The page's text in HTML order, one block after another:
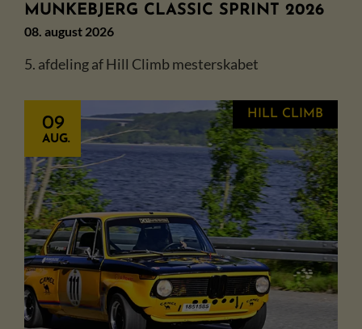
MUNKEBJERG CLASSIC SPRINT 2026
08. august 2026
5. afdeling af Hill Climb mesterskabet
HILL CLIMB
09
AUG.